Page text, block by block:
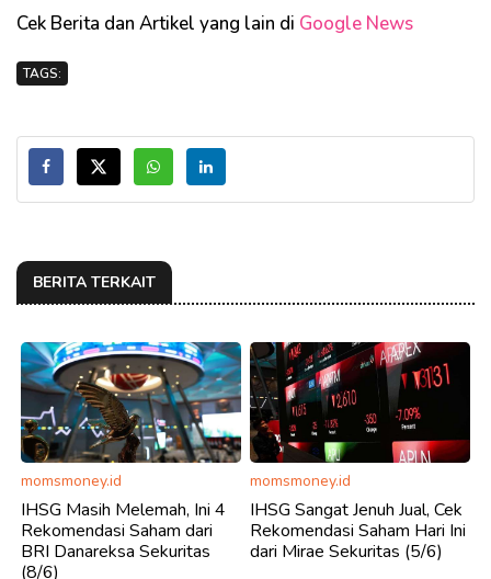
Cek Berita dan Artikel yang lain di Google News
TAGS:
BERITA TERKAIT
momsmoney.id
IHSG Masih Melemah, Ini 4
Rekomendasi Saham dari
BRI Danareksa Sekuritas
(8/6)
momsmoney.id
IHSG Sangat Jenuh Jual, Cek
Rekomendasi Saham Hari Ini
dari Mirae Sekuritas (5/6)